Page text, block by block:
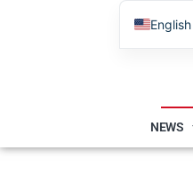
NEWS
English